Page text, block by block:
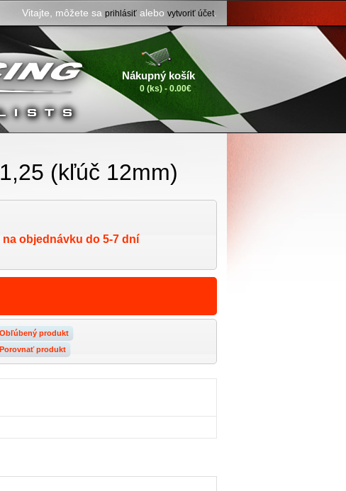
Vitajte, môžete sa prihlásiť alebo vytvoriť účet
Nákupný košík
0 (ks) - 0.00€
(kľúč 12mm)
na objednávku do 5-7 dní
Obľúbený produkt
Porovnať produkt